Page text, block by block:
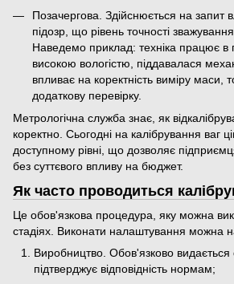
Позачергова. Здійснюється на запит
підозр, що рівень точності
Наведемо приклад: техніка працює в
високою вологістю, піддавалася
впливає на коректність виміру маси,
додаткову перевірку.
Метрологічна служба знає, як
коректно. Сьогодні на калібрування ваг
доступному рівні, що дозволяє
без суттєвого впливу на бюджет.
Як часто проводиться
Це обов'язкова процедура, яку можна
стадіях. Виконати налаштування можна
Виробництво. Обов'язково видається
підтверджує відповідність нормам;